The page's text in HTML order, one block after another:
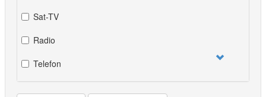
Sat-TV
Radio
Telefon